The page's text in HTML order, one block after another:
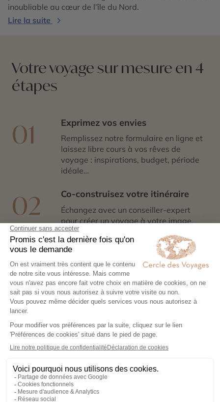
inoubliable au cœur de l’île du Nord.
Lire la suite
Votre voyage sur mesure en 4
étapes
01 Exprimez vos envies
Remplissez notre formulaire en ligne et
laissez libre cours à vos rêves de
voyage : inspirations, budget, période
idéale…
02 Co-construisez votre itinéraire
Échangez avec un conseiller-expert
pour créer un voyage à votre image,
adapté à vos envies et à votre rythme.
03 Réservez en toute sérénité
Hébergements, transports, formalités,
expériences exclusives : nous nous
chargeons de tout. Il ne vous reste plus
qu’à partir !
04 Partez l’esprit léger
Votre carnet de voyage personnalisé
contient les informations essentielles.
Sur place, notre conciergerie reste
disponible 24/7